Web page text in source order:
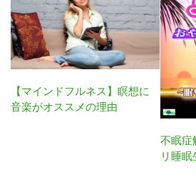
【マインドフルネス】瞑想に
音楽がオススメの理由
不眠症
リ睡眠